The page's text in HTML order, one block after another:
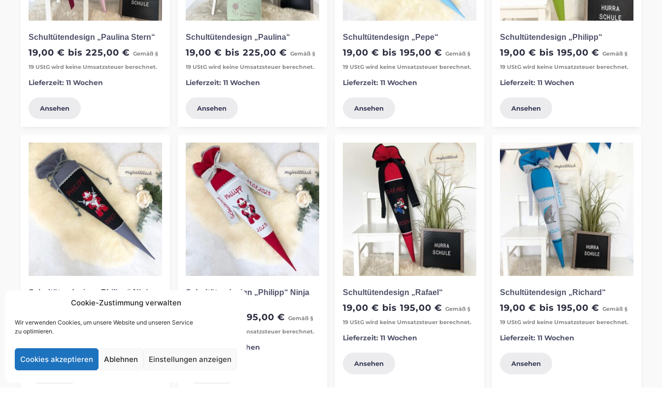
Cookie-Zustimmung verwalten
Wir verwenden Cookies, um unsere Website und unseren Service
zu optimieren.
Cookies akzeptieren Ablehnen Einstellungen anzeigen
Schultütendesign „Paulina Stern“
19,00 € bis 225,00 € Gemäß §
19 UStG wird keine Umsatzsteuer berechnet.
Lieferzeit: 11 Wochen
Ansehen
Schultütendesign „Paulina“
19,00 € bis 225,00 € Gemäß §
19 UStG wird keine Umsatzsteuer berechnet.
Lieferzeit: 11 Wochen
Ansehen
Schultütendesign „Pepe“
19,00 € bis 195,00 € Gemäß §
19 UStG wird keine Umsatzsteuer berechnet.
Lieferzeit: 11 Wochen
Ansehen
Schultütendesign „Philipp“
19,00 € bis 195,00 € Gemäß §
19 UStG wird keine Umsatzsteuer berechnet.
Lieferzeit: 11 Wochen
Ansehen
Schultütendesign „Philipp“ Ninja
grau schwarz
19 UStG wird keine Umsatzsteuer berechnet.
Lieferzeit:11 Wochen
Ansehen
Schultütendesign „Philipp“ Ninja
195,00 € Gemäß §
19 UStG wird keine Umsatzsteuer berechnet.
11 Wochen
Schultütendesign „Rafael“
19,00 € bis 195,00 € Gemäß §
19 UStG wird keine Umsatzsteuer berechnet.
Lieferzeit: 11 Wochen
Ansehen
Schultütendesign „Richard“
19,00 € bis 195,00 € Gemäß §
19 UStG wird keine Umsatzsteuer berechnet.
Lieferzeit: 11 Wochen
Ansehen